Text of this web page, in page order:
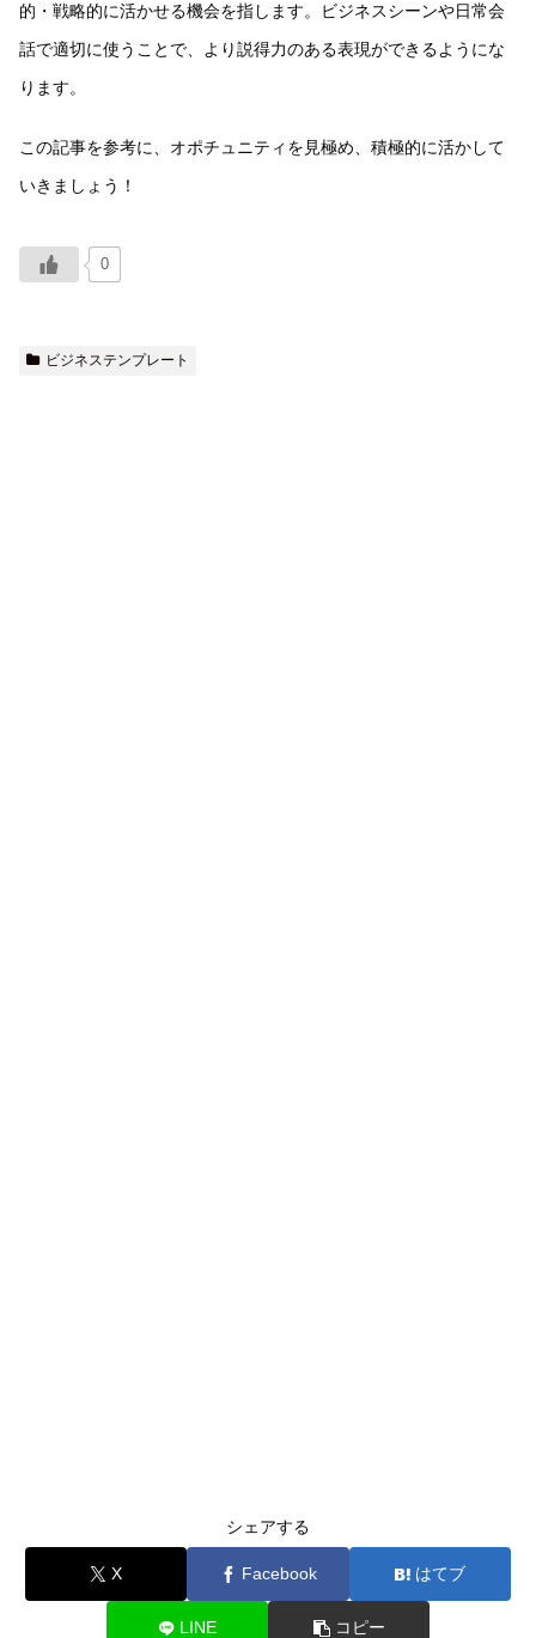
的・戦略的に活かせる機会を指します。ビジネスシーンや日常会
話で適切に使うことで、より説得力のある表現ができるようにな
ります。
この記事を参考に、オポチュニティを見極め、積極的に活かして
いきましょう！
0
ビジネステンプレート
シェアする
X Facebook はてブ
LINE コピー